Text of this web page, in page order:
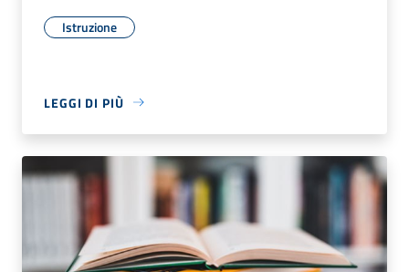
Istruzione
LEGGI DI PIÙ